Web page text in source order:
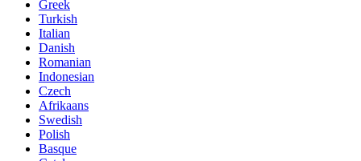
Greek
Turkish
Italian
Danish
Romanian
Indonesian
Czech
Afrikaans
Swedish
Polish
Basque